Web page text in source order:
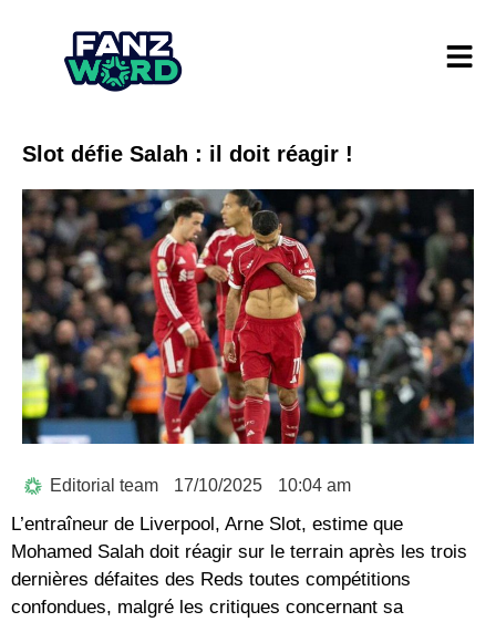
Slot défie Salah : il doit réagir !
Editorial team 17/10/2025 10:04 am
L’entraîneur de Liverpool, Arne Slot, estime que
Mohamed Salah doit réagir sur le terrain après les trois
dernières défaites des Reds toutes compétitions
confondues, malgré les critiques concernant sa